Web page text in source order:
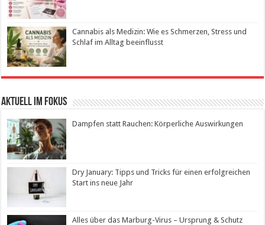
Cannabis als Medizin: Wie es Schmerzen, Stress und
Schlaf im Alltag beeinflusst
Aktuell im Fokus
Dampfen statt Rauchen: Körperliche Auswirkungen
Dry January: Tipps und Tricks für einen erfolgreichen
Start ins neue Jahr
Alles über das Marburg-Virus – Ursprung & Schutz